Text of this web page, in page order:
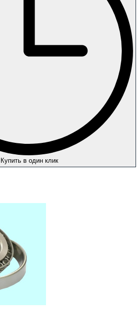
Купить в один клик